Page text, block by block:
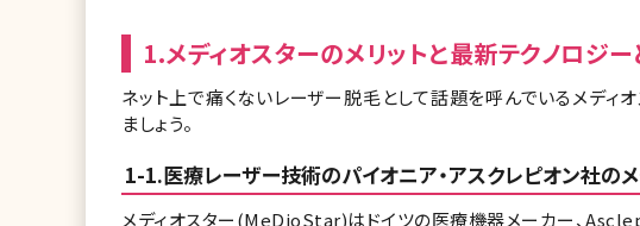
1.メディオスターのメリットと最新テクノロジー
ネット上で痛くないレーザー脱毛として話題を呼んでいるメディ
ましょう。
1-1.医療レーザー技術のパイオニア・アスクレピオン社の
メディオスター(MeDioStar)はドイツの医療機器メーカー、